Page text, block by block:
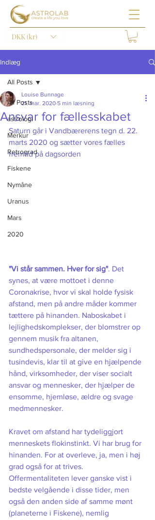
DKK (kr)
Indlæg
All Posts
astrologi
Merkur
Retrograd
Fiskene
Nymåne
Uranus
Mars
2020
All Posts
Ansvar for fællesskabet
Louise Bunnage
21. mar. 2020 5 min læsning
Saturn går i Vandbærerens tegn d. 22.
marts 2020 og sætter vores fælles
fremtid på dagsorden
"Vi står sammen. Hver for sig". Det
synes, at være mottoet i denne
Coronakrise, hvor vi skal holde fysisk
afstand, men på andre måder kommer
tættere på hinanden. Naboskabet i
lejlighedskomplekser, der blomstrer op
gennem musik fra altanen,
sundhedspersonale, der melder sig i
tusindevis, klar til at give en hjælpende
hånd, virksomheder, der viser socialt
ansvar og mennesker, der hjælper de
ensomme, hjemløse, ældre og svage
medmennesker.
Kravet om afstand har tydeliggjort
menneskets flokinstinkt. Vi har brug for
hinanden. For at overleve, ja, men i høj
grad også for at trives.
Offermentaliteten lever ganske vist i
bedste velgående i disse tider, men
også den anden side af samme mønt
(planeterne i Fiskene), nemlig